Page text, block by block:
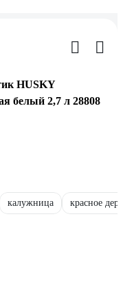
HUSKY
белый 2,7 л 28808
калужница красное